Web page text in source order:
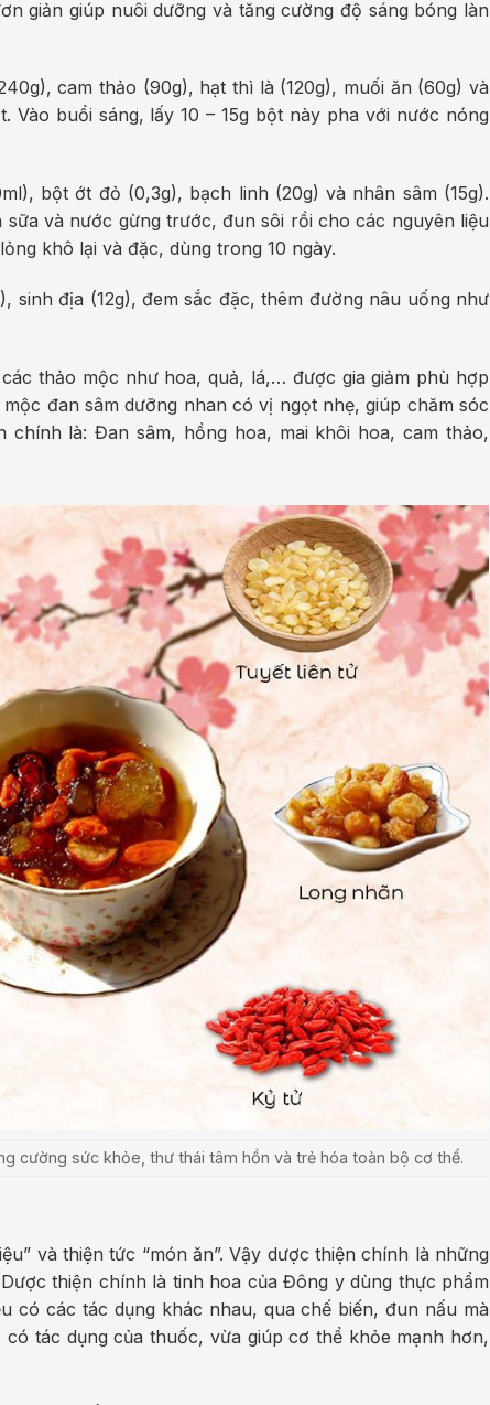
giản giúp nuôi dưỡng và tăng cường độ sáng bóng làn
cam thảo (90g), hạt thì là (120g), muối ăn (60g) và
Vào buổi sáng, lấy 10 – 15g bột này pha với nước nóng
bột ớt đỏ (0,3g), bạch linh (20g) và nhân sâm (15g).
và nước gừng trước, đun sôi rồi cho các nguyên liệu
khô lại và đặc, dùng trong 10 ngày.
sinh địa (12g), đem sắc đặc, thêm đường nâu uống như
thảo mộc như hoa, quả, lá,… được gia giảm phù hợp
đan sâm dưỡng nhan có vị ngọt nhẹ, giúp chăm sóc
là: Đan sâm, hồng hoa, mai khôi hoa, cam thảo,
cường sức khỏe, thư thái tâm hồn và trẻ hóa toàn bộ cơ thể.
và thiện tức “món ăn”. Vậy dược thiện chính là những
thiện chính là tinh hoa của Đông y dùng thực phẩm
có các tác dụng khác nhau, qua chế biến, đun nấu mà
tác dụng của thuốc, vừa giúp cơ thể khỏe mạnh hơn,